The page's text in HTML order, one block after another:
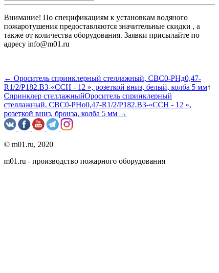
Внимание! По спецификациям к установкам водяного
пожаротушения предоставляются значительные скидки , а
также от количества оборудования. Заявки присылайте по
адресу info@m01.ru
← Ороситель спринклерный стеллажный, CВС0-PНд0,47-
R1/2/P182.B3-«ССН - 12 », розеткой вниз, белый, колба 5 мм↑
Спринклер стеллажныйОроситель спринклерный
стеллажный, CВС0-PНо0,47-R1/2/P182.B3-«ССН - 12 »,
розеткой вниз, бронза, колба 5 мм →
© m01.ru, 2020
m01.ru - производство пожарного оборудования